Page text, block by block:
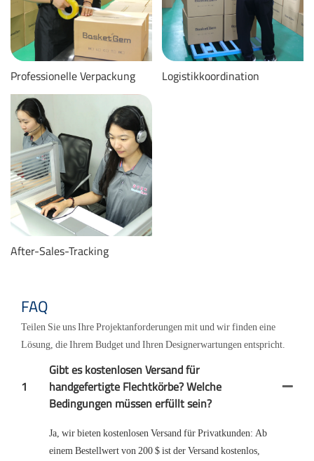
Professionelle Verpackung Logistikkoordination
After-Sales-Tracking
FAQ
Teilen Sie uns Ihre Projektanforderungen mit und wir finden eine
Lösung, die Ihrem Budget und Ihren Designerwartungen entspricht.
1
Gibt es kostenlosen Versand für
handgefertigte Flechtkörbe? Welche
Bedingungen müssen erfüllt sein?
Ja, wir bieten kostenlosen Versand für Privatkunden: Ab
einem Bestellwert von 200 $ ist der Versand kostenlos,